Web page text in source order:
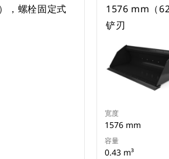
，螺栓固定式
1576 mm（
铲刃
宽度
1576 mm
容量
0.43 m³